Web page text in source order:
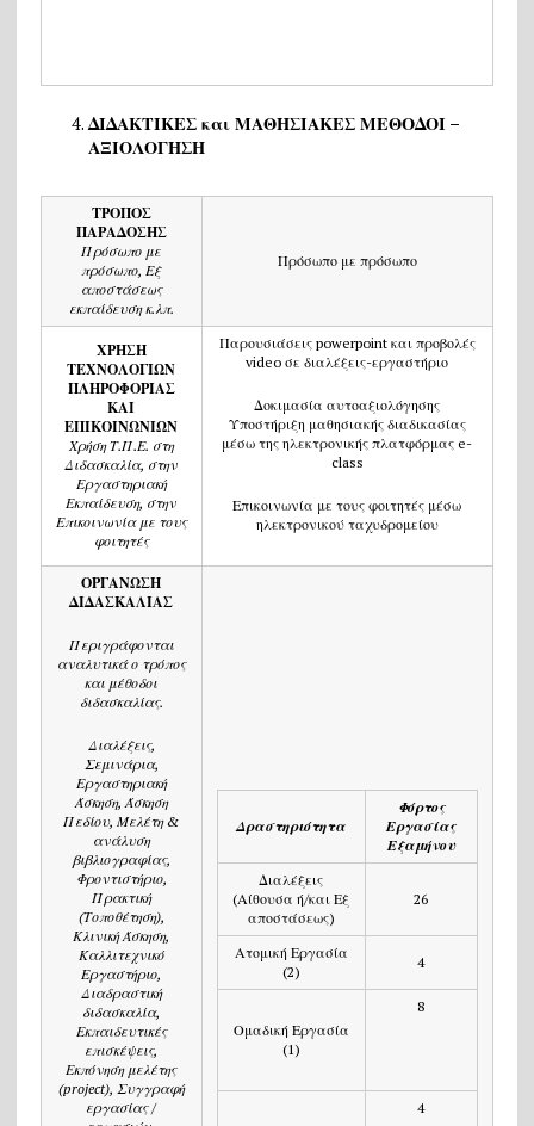
ΔΙΔΑΚΤΙΚΕΣ και ΜΑΘΗΣΙΑΚΕΣ ΜΕΘΟΔΟΙ –
ΑΞΙΟΛΟΓΗΣΗ
ΤΡΟΠΟΣ
ΠΑΡΑΔΟΣΗΣ
Πρόσωπο με
πρόσωπο, Εξ
αποστάσεως
εκπαίδευση κ.λπ.
Πρόσωπο με πρόσωπο
ΧΡΗΣΗ
ΤΕΧΝΟΛΟΓΙΩΝ
ΠΛΗΡΟΦΟΡΙΑΣ
ΚΑΙ
ΕΠΙΚΟΙΝΩΝΙΩΝ
Χρήση Τ.Π.Ε. στη
Διδασκαλία, στην
Εργαστηριακή
Εκπαίδευση, στην
Επικοινωνία με τους
φοιτητές
Παρουσιάσεις powerpoint και προβολές
video σε διαλέξεις-εργαστήριο
Δοκιμασία αυτοαξιολόγησης
Υποστήριξη μαθησιακής διαδικασίας
μέσω της ηλεκτρονικής πλατφόρμας e-
class
Επικοινωνία με τους φοιτητές μέσω
ηλεκτρονικού ταχυδρομείου
ΟΡΓΑΝΩΣΗ
ΔΙΔΑΣΚΑΛΙΑΣ
Περιγράφονται
αναλυτικά ο τρόπος
και μέθοδοι
διδασκαλίας.
Διαλέξεις,
Σεμινάρια,
Εργαστηριακή
Άσκηση, Άσκηση
Πεδίου, Μελέτη &
ανάλυση
βιβλιογραφίας,
Φροντιστήριο,
Πρακτική
(Τοποθέτηση),
Κλινική Άσκηση,
Καλλιτεχνικό
Εργαστήριο,
Διαδραστική
διδασκαλία,
Εκπαιδευτικές
επισκέψεις,
Εκπόνηση μελέτης
(project), Συγγραφή
εργασίας /
Δραστηριότητα
Φόρτος
Εργασίας
Εξαμήνου
Διαλέξεις
(Αίθουσα ή/και Εξ
αποστάσεως)
26
Ατομική Εργασία
(2)
4
Ομαδική Εργασία
(1)
8
4